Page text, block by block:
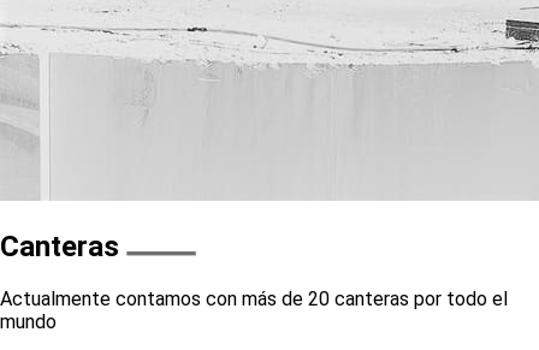
Canteras
Actualmente contamos con más de 20 canteras por todo el
mundo